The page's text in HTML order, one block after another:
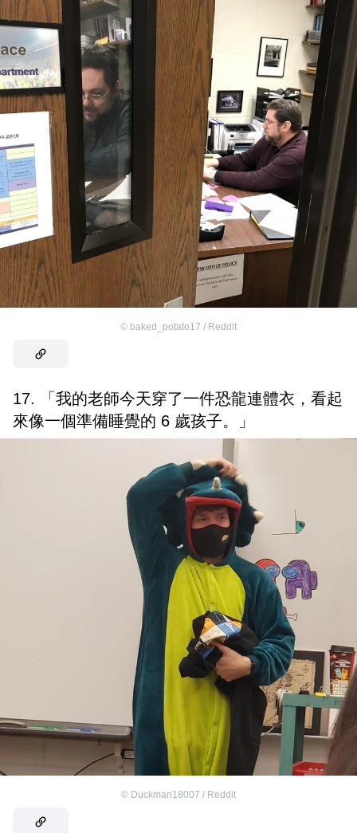
© baked_potato17 / Reddit
17. 「我的老師今天穿了一件恐龍連體衣，看起
來像一個準備睡覺的 6 歲孩子。」
© Duckman18007 / Reddit